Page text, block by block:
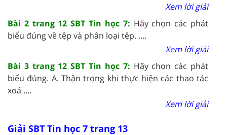
Xem lời giải
Bài 2 trang 12 SBT Tin học 7: Hãy chọn các phát
biểu đúng về tệp và phân loại tệp. ....
Xem lời giải
Bài 3 trang 12 SBT Tin học 7: Hãy chọn các phát
biểu đúng. A. Thận trọng khi thực hiện các thao tác
xoá ....
Xem lời giải
Giải SBT Tin học 7 trang 13